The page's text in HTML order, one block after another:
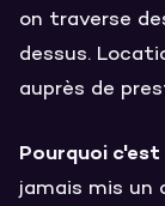
on traverse
dessus.
auprès de
Pourquoi
jamais mis un